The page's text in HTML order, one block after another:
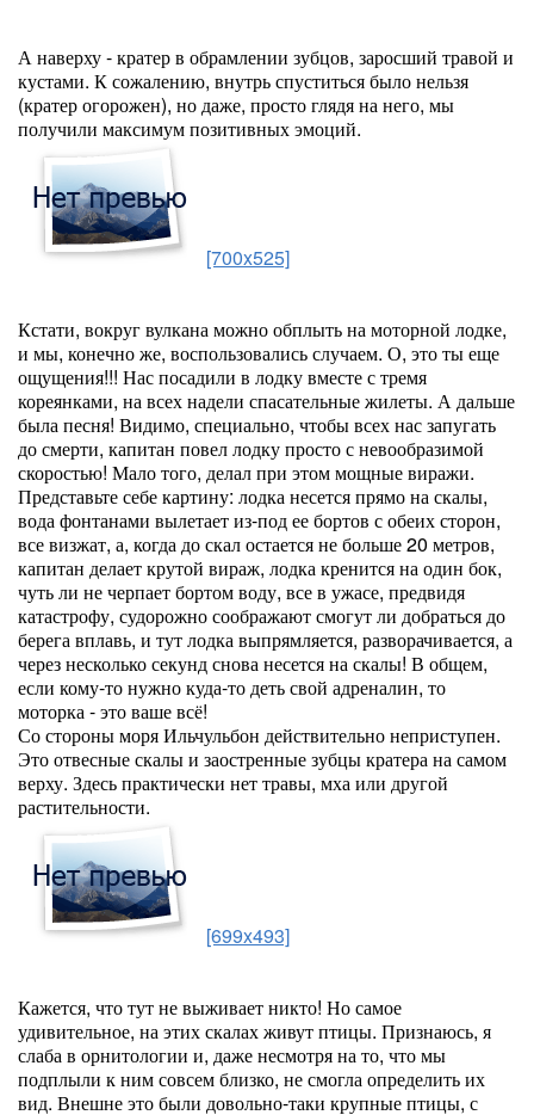
А наверху - кратер в обрамлении зубцов, заросший травой и
кустами. К сожалению, внутрь спуститься было нельзя
(кратер огорожен), но даже, просто глядя на него, мы
получили максимум позитивных эмоций.
[700x525]
Кстати, вокруг вулкана можно обплыть на моторной лодке,
и мы, конечно же, воспользовались случаем. О, это ты еще
ощущения!!! Нас посадили в лодку вместе с тремя
кореянками, на всех надели спасательные жилеты. А дальше
была песня! Видимо, специально, чтобы всех нас запугать
до смерти, капитан повел лодку просто с невообразимой
скоростью! Мало того, делал при этом мощные виражи.
Представьте себе картину: лодка несется прямо на скалы,
вода фонтанами вылетает из-под ее бортов с обеих сторон,
все визжат, а, когда до скал остается не больше 20 метров,
капитан делает крутой вираж, лодка кренится на один бок,
чуть ли не черпает бортом воду, все в ужасе, предвидя
катастрофу, судорожно соображают смогут ли добраться до
берега вплавь, и тут лодка выпрямляется, разворачивается, а
через несколько секунд снова несется на скалы! В общем,
если кому-то нужно куда-то деть свой адреналин, то
моторка - это ваше всё!
Со стороны моря Ильчульбон действительно неприступен.
Это отвесные скалы и заостренные зубцы кратера на самом
верху. Здесь практически нет травы, мха или другой
растительности.
[699x493]
Кажется, что тут не выживает никто! Но самое
удивительное, на этих скалах живут птицы. Признаюсь, я
слаба в орнитологии и, даже несмотря на то, что мы
подплыли к ним совсем близко, не смогла определить их
вид. Внешне это были довольно-таки крупные птицы, с